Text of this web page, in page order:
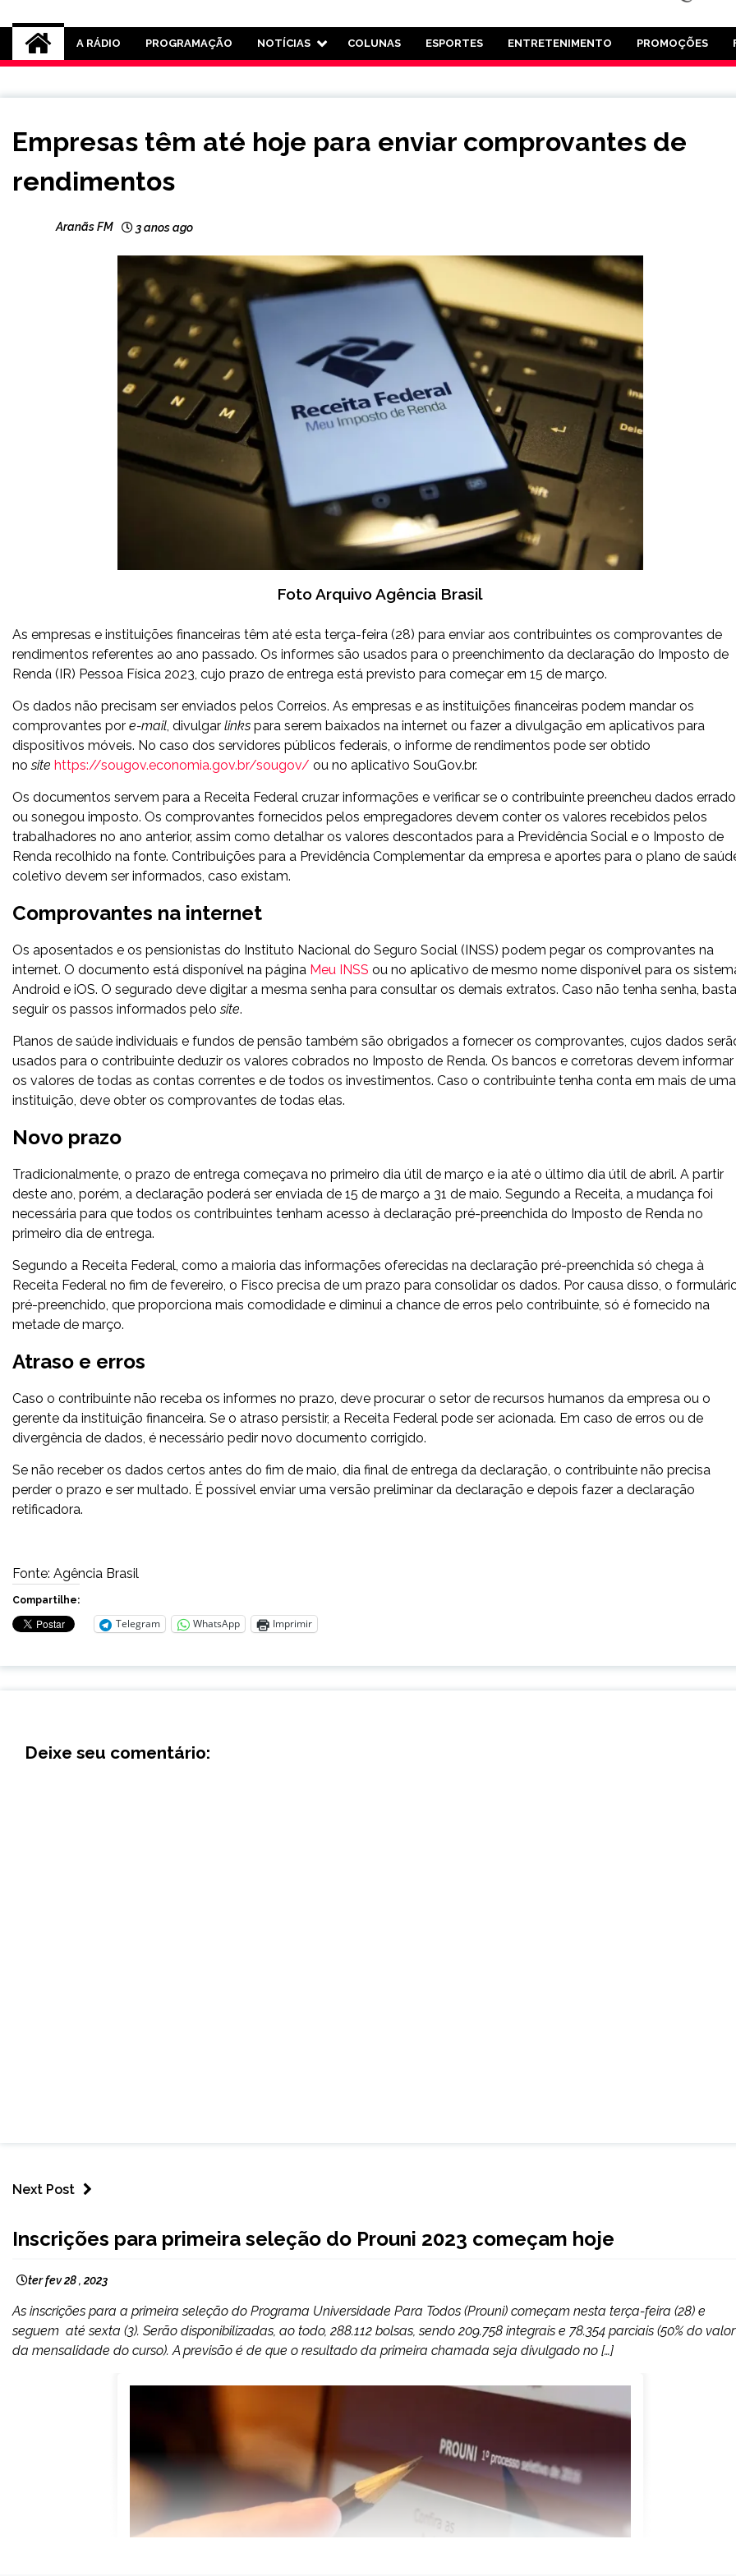
Rádio Aranãs 105.3
A RÁDIO PROGRAMAÇÃO NOTÍCIAS COLUNAS ESPORTES ENTRETENIMENTO PROMOÇÕES
NOTÍCIAS
Empresas têm até hoje para enviar comprovantes de
rendimentos
Aranãs FM 3 anos ago
Foto Arquivo Agência Brasil
As empresas e instituições financeiras têm até esta terça-feira (28) para enviar aos contribuintes os comprovantes de
rendimentos referentes ao ano passado. Os informes são usados para o preenchimento da declaração do Imposto de
Renda (IR) Pessoa Física 2023, cujo prazo de entrega está previsto para começar em 15 de março.
Os dados não precisam ser enviados pelos Correios. As empresas e as instituições financeiras podem mandar os
comprovantes por e-mail , divulgar links para serem baixados na internet ou fazer a divulgação em aplicativos para
dispositivos móveis. No caso dos servidores públicos federais, o informe de rendimentos pode ser obtido
nosite https://sougov.economia.gov.br/sougov/ ou no aplicativo SouGov.br.
Os documentos servem para a Receita Federal cruzar informações e verificar se o contribuinte preencheu dados
ou sonegou imposto. Os comprovantes fornecidos pelos empregadores devem conter os valores recebidos pelos
trabalhadores no ano anterior, assim como detalhar os valores descontados para a Previdência Social e o Imposto de
Renda recolhido na fonte. Contribuições para a Previdência Complementar da empresa e aportes para o plano de
coletivo devem ser informados, caso existam.
Comprovantes na internet
Os aposentados e os pensionistas do Instituto Nacional do Seguro Social (INSS) podem pegar os comprovantes na
internet. O documento está disponível na página Meu INSS ou no aplicativo de mesmo nome disponível para os
Android e iOS. O segurado deve digitar a mesma senha para consultar os demais extratos. Caso não tenha senha, basta
seguir os passos informados pelosite.
Planos de saúde individuais e fundos de pensão também são obrigados a fornecer os comprovantes, cujos dados
usados para o contribuinte deduzir os valores cobrados no Imposto de Renda. Os bancos e corretoras devem informar
os valores de todas as contas correntes e de todos os investimentos. Caso o contribuinte tenha conta em mais de uma
instituição, deve obter os comprovantes de todas elas.
Novo prazo
Tradicionalmente, o prazo de entrega começava no primeiro dia útil de março e ia até o último dia útil de abril. A partir
deste ano, porém, a declaração poderá ser enviada de 15 de março a 31 de maio. Segundo a Receita, a mudança foi
necessária para que todos os contribuintes tenham acesso à declaração pré-preenchida do Imposto de Renda no
primeiro dia de entrega.
Segundo a Receita Federal, como a maioria das informações oferecidas na declaração pré-preenchida só chega à
Receita Federal no fim de fevereiro, o Fisco precisa de um prazo para consolidar os dados. Por causa disso, o
pré-preenchido, que proporciona mais comodidade e diminui a chance de erros pelo contribuinte, só é fornecido na
metade de março.
Atraso e erros
Caso o contribuinte não receba os informes no prazo, deve procurar o setor de recursos humanos da empresa ou o
gerente da instituição financeira. Se o atraso persistir, a Receita Federal pode ser acionada. Em caso de erros ou de
divergência de dados, é necessário pedir novo documento corrigido.
Se não receber os dados certos antes do fim de maio, dia final de entrega da declaração, o contribuinte não precisa
perder o prazo e ser multado. É possível enviar uma versão preliminar da declaração e depois fazer a declaração
retificadora.
Fonte: Agência Brasil
Compartilhe:
Telegram WhatsApp Imprimir
Deixe seu comentário:
Next Post
NOTÍCIAS
Inscrições para primeira seleção do Prouni 2023 começam hoje
ter fev 28 , 2023
As inscrições para a primeira seleção do Programa Universidade Para Todos (Prouni) começam nesta terça-feira (28) e
seguem até sexta (3). Serão disponibilizadas, ao todo, 288.112 bolsas, sendo 209.758 integrais e 78.354 parciais (50% do valor
da mensalidade do curso). A previsão é de que o resultado da primeira chamada seja divulgado no […]